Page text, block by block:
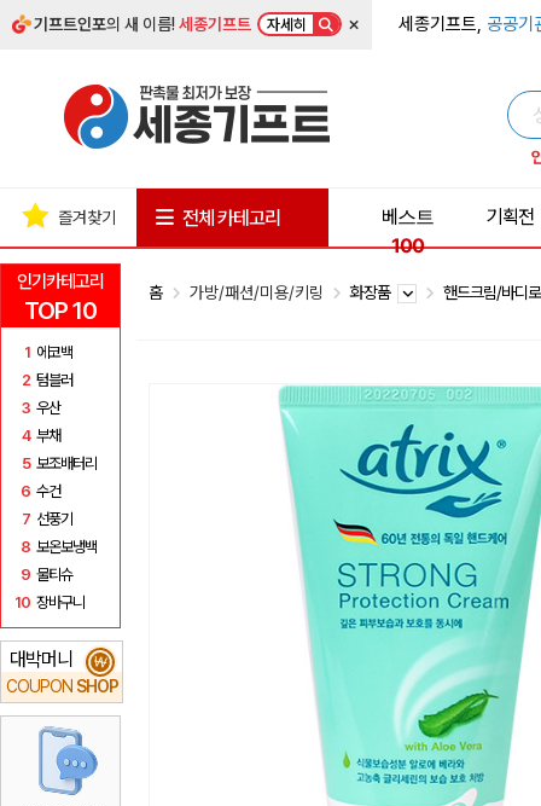
기프트인포의 새 이름!세종기프트 자세히 × 세종기프트, 공공기
인기카테고리
TOP 10
1 에코백
2 텀블러
3 우산
4 부채
5 보조배터리
6 수건
7 선풍기
8 보온보냉백
9 물티슈
10 장바구니
대박머니
COUPON SHOP
₩
즐겨찾기 전체 카테고리
베스트
100
기획전
홈 가방/패션/미용/키링 화장품 핸드크림/바디